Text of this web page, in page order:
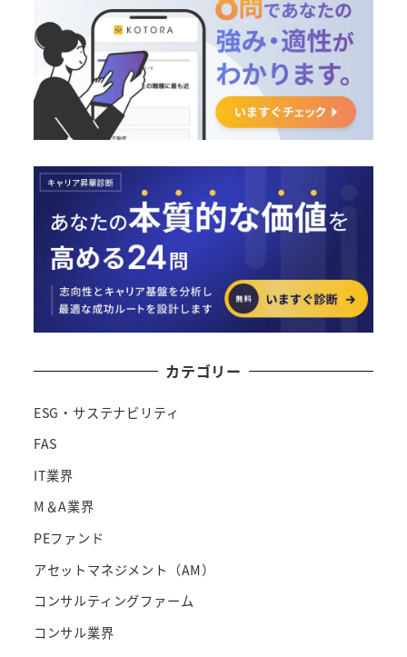
カテゴリー
ESG・サステナビリティ
FAS
IT業界
M＆A業界
PEファンド
アセットマネジメント（AM）
コンサルティングファーム
コンサル業界